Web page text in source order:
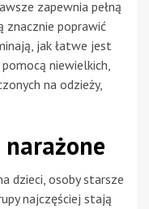
zapewnia pełną
znacznie poprawić
jak łatwe jest
niewielkich,
na odzieży,
narażone
dzieci, osoby starsze
najczęściej stają